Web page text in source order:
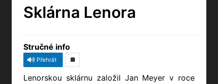
Sklárna Lenora
Stručné info
Přehrát
Lenorskou sklárnu založil Jan Meyer v roce